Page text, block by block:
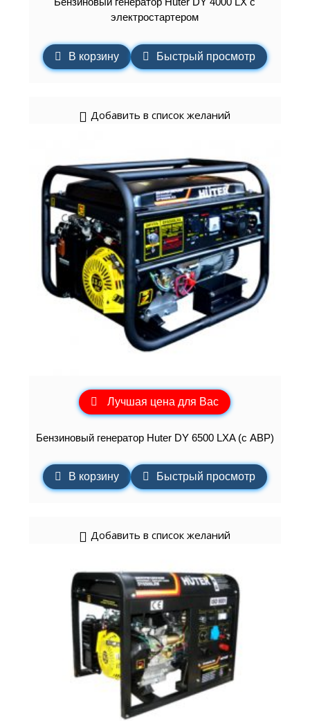
электростартером
В корзину Быстрый просмотр
Добавить в список желаний
Лучшая цена для Вас
Бензиновый генератор Huter DY 6500 LXA (с АВР)
В корзину Быстрый просмотр
Добавить в список желаний